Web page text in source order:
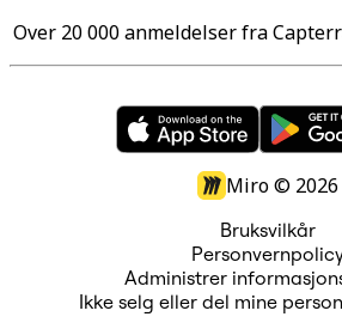
Over 20 000 anmeldelser fra
Miro © 2026
Bruksvilkår
Administrer
Ikke selg eller del mine